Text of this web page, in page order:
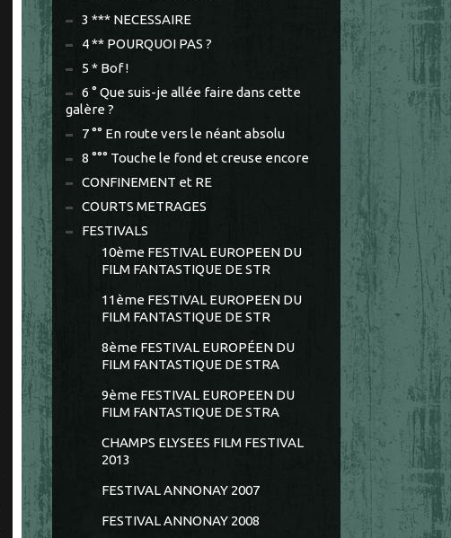
3 *** NECESSAIRE
4 ** POURQUOI PAS ?
5 * Bof !
6 ° Que suis-je allée faire dans cette
galère ?
7 °° En route vers le néant absolu
8 °°° Touche le fond et creuse encore
CONFINEMENT et RE
COURTS METRAGES
FESTIVALS
10ème FESTIVAL EUROPEEN DU
FILM FANTASTIQUE DE STR
11ème FESTIVAL EUROPEEN DU
FILM FANTASTIQUE DE STR
8ème FESTIVAL EUROPÉEN DU
FILM FANTASTIQUE DE STRA
9ème FESTIVAL EUROPEEN DU
FILM FANTASTIQUE DE STRA
CHAMPS ELYSEES FILM FESTIVAL
2013
FESTIVAL ANNONAY 2007
FESTIVAL ANNONAY 2008